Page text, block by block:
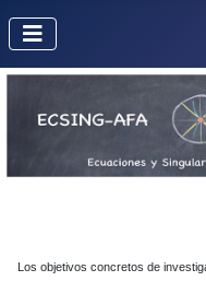
Los objetivos concretos de